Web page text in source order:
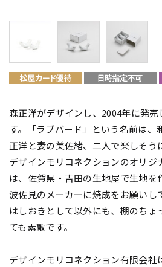
森正洋がデザインし、2004年に発
す。「ラブバード」という名前は、
正洋と妻の美佐緒、二人で楽しそう
デザインモリコネクションのオリジ
は、佐賀県・吉田の生地屋で生地を
波佐見のメーカーに焼成をお願いし
はしおきとして以外にも、棚のちょ
ても素敵です。
デザインモリコネクション有限会社